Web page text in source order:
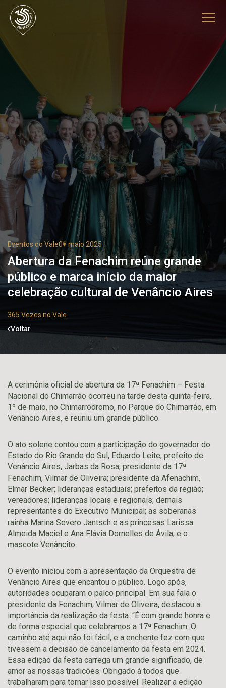
Eventos do Vale01 maio 2025
Abertura da Fenachim reúne grande
público e marca início da maior
celebração cultural de Venâncio Aires
365 Vezes no Vale
Voltar
A cerimônia oficial de abertura da 17ª Fenachim – Festa
Nacional do Chimarrão ocorreu na tarde desta quinta-feira,
1º de maio, no Chimarródromo, no Parque do Chimarrão, em
Venâncio Aires, e reuniu um grande público.
O ato solene contou com a participação do governador do
Estado do Rio Grande do Sul, Eduardo Leite; prefeito de
Venâncio Aires, Jarbas da Rosa; presidente da 17ª
Fenachim, Vilmar de Oliveira; presidente da Afenachim,
Elmar Becker; lideranças estaduais; prefeitos da região;
vereadores; lideranças locais e regionais; demais
representantes do Executivo Municipal; as soberanas
rainha Marina Severo Jantsch e as princesas Larissa
Almeida Maciel e Ana Flávia Dornelles de Ávila; e o
mascote Venâncito.
O evento iniciou com a apresentação da Orquestra de
Venâncio Aires que encantou o público. Logo após,
autoridades ocuparam o palco principal. Em sua fala o
presidente da Fenachim, Vilmar de Oliveira, destacou a
importância da realização da festa. “É com grande honra e
de forma especial que celebramos a 17ª Fenachim. O
caminho até aqui não foi fácil, e a enchente fez com que
tivessem a decisão de cancelamento da festa em 2024.
Essa edição da festa carrega um grande significado, de
amor as nossas tradicões. Obrigado à todos que
trabalharam para tornar isso possível. Realizar a edição